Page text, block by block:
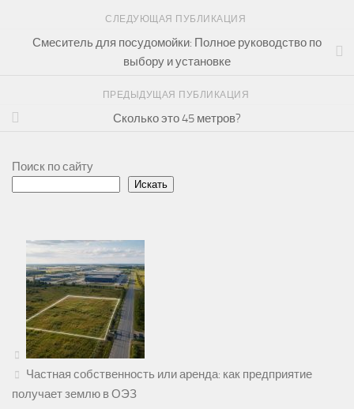
СЛЕДУЮЩАЯ ПУБЛИКАЦИЯ
Смеситель для посудомойки: Полное руководство по
выбору и установке
ПРЕДЫДУЩАЯ ПУБЛИКАЦИЯ
Сколько это 45 метров?
Поиск по сайту
Искать
Частная собственность или аренда: как предприятие
получает землю в ОЭЗ